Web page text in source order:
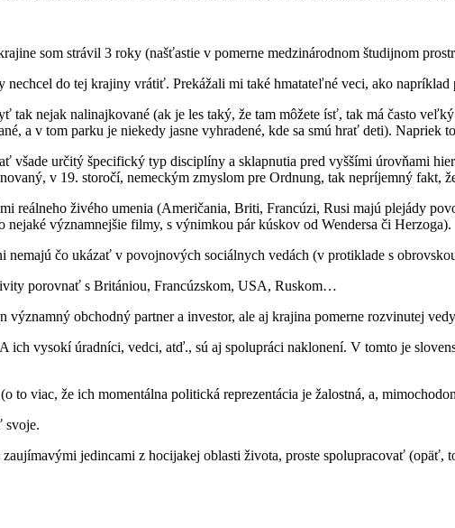
som strávil 3 roky (našťastie v pomerne medzinárodnom študijnom
nechcel do tej krajiny vrátiť. Prekážali mi také hmatateľné veci, ako
tak nejak nalinajkované (ak je les taký, že tam môžete ísť, tak má často
a v tom parku je niekedy jasne vyhradené, kde sa smú hrať deti). Napriek
všade určitý špecifický typ disciplíny a sklapnutia pred vyššími úrovňami
v 19. storočí, nemeckým zmyslom pre Ordnung, tak nepríjemný fakt,
reálneho živého umenia (Američania, Briti, Francúzi, Rusi majú plejády
významnejšie filmy, s výnimkou pár kúskov od Wendersa či Herzoga).
nemajú čo ukázať v povojnových sociálnych vedách (v protiklade s
porovnať s Britániou, Francúzskom, USA, Ruskom…
významný obchodný partner a investor, ale aj krajina pomerne rozvinutej
ich vysokí úradníci, vedci, atď., sú aj spolupráci naklonení. V tomto je
to viac, že ich momentálna politická reprezentácia je žalostná, a,
svoje.
jedincami z hocijakej oblasti života, proste spolupracovať (opäť,